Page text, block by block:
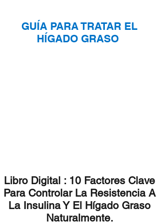
GUÍA PARA TRATAR EL
HÍGADO GRASO
Libro Digital : 10 Factores Clave
Para Controlar La Resistencia A
La Insulina Y El Hígado Graso
Naturalmente.